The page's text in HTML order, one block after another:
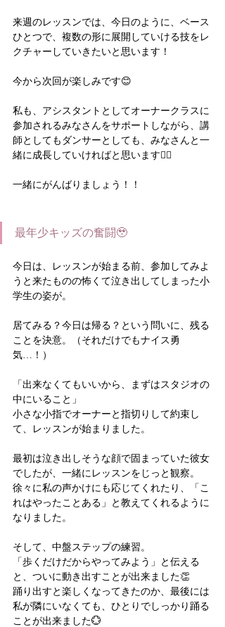
来週のレッスンでは、今日のように、ベース
ひとつで、複数の形に展開していける技をレ
クチャーしていきたいと思います！
今から次回が楽しみです😊
私も、アシスタントとしてオーナークラスに
参加されるみなさんをサポートしながら、講
師としてもダンサーとしても、みなさんと一
緒に成長していければと思います🙋‍♀️
一緒にがんばりましょう！！
最年少キッズの奮闘🥹
今日は、レッスンが始まる前、参加してみよ
うと来たものの怖くて泣き出してしまった小
学生の姿が。
居てみる？今日は帰る？という問いに、残る
ことを決意。（それだけでもナイス勇
気…！）
「出来なくてもいいから、まずはスタジオの
中にいること」
小さな小指でオーナーと指切りして約束し
て、レッスンが始まりました。
最初は泣き出しそうな顔で固まっていた彼女
でしたが、一緒にレッスンをじっと観察。
徐々に私の声かけにも応じてくれたり、「こ
れはやったことある」と教えてくれるように
なりました。
そして、中盤ステップの練習。
「歩くだけだからやってみよう」と伝える
と、ついに動き出すことが出来ました👏
踊り出すと楽しくなってきたのか、最後には
私が隣にいなくても、ひとりでしっかり踊る
ことが出来ました💮